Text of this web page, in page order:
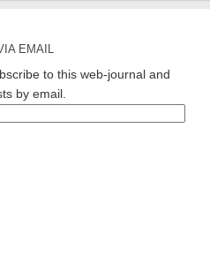
EMAIL
to this web-journal and
by email.